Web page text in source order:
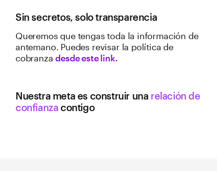
Sin secretos, solo transparencia
Queremos que tengas toda la información de
antemano. Puedes revisar la política de
cobranzadesde este link.
Nuestra meta es construir una relación de
confianza contigo